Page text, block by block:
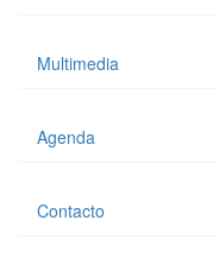
Multimedia
Agenda
Contacto